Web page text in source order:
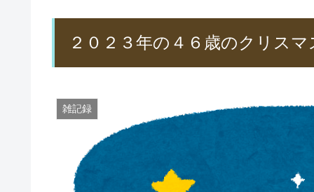
２０２３年の４６歳のクリスマ
雑記録